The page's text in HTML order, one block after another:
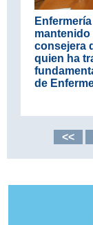
mantenido
consejera
quien ha
de
<<